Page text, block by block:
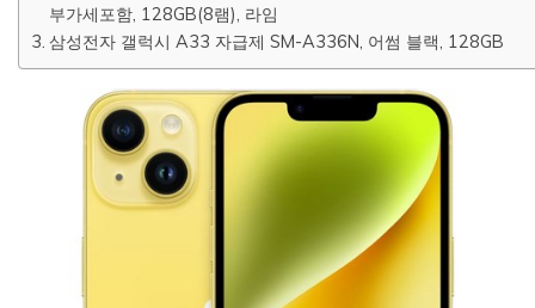
부가세포함, 128GB(8램), 라임
삼성전자 갤럭시 A33 자급제 SM-A336N, 어썸 블랙, 128GB